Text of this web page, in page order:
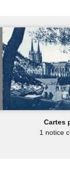
Cartes
1 notice